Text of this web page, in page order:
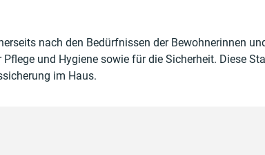
nach den Bedürfnissen der Bewohnerinnen
und Hygiene sowie für die Sicherheit. Diese
im Haus.